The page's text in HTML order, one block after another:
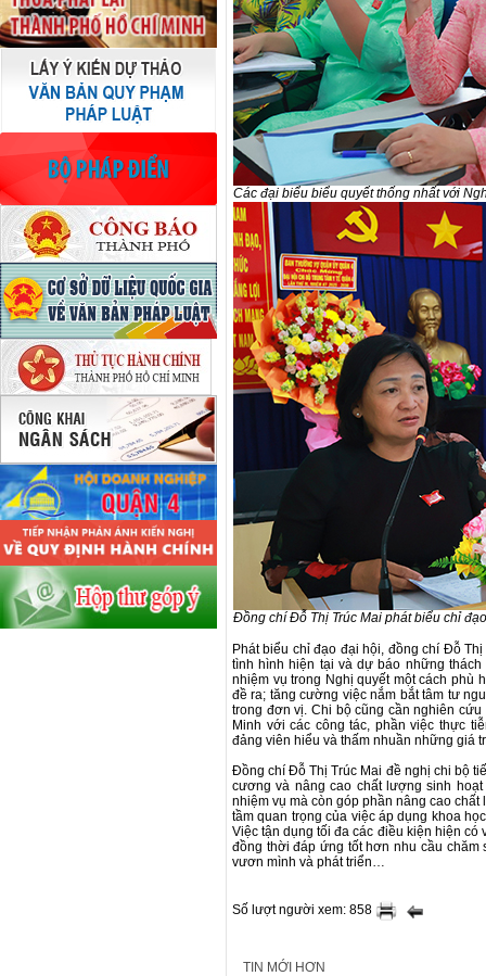
Các đại biểu biểu quyết thống nhất với
Đồng chí Đỗ Thị Trúc Mai phát biểu chỉ
Phát biểu chỉ đạo đại hội, đồng chí Đỗ
tình hình hiện tại và dự báo những
nhiệm vụ trong Nghị quyết một cách phù
đề ra; tăng cường việc nắm bắt tâm tư
trong đơn vị. Chi bộ cũng cần nghiên
Minh với các công tác, phần việc thực
đảng viên hiểu và thấm nhuần những giá
Đồng chí Đỗ Thị Trúc Mai đề nghị chi bộ
cương và nâng cao chất lượng sinh
nhiệm vụ mà còn góp phần nâng cao
tầm quan trọng của việc áp dụng khoa
Việc tận dụng tối đa các điều kiện hiện
đồng thời đáp ứng tốt hơn nhu cầu
vươn mình và phát triển…
Số lượt người xem: 858
TIN MỚI HƠN